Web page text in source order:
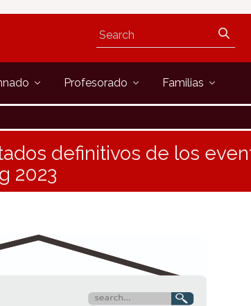
Profesorado Familias
definitivos de los
2023